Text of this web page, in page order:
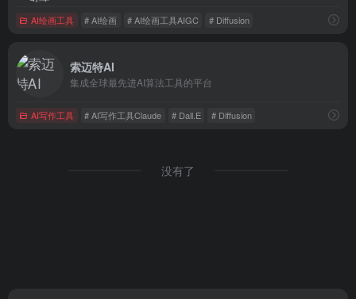
AI绘画工具 # AI绘画 # AI绘画工具AIGC # Diffusion
索迈特AI
集成全球最先进AI算法工具的平台
AI写作工具 # AI写作工具Claude # Dall.E # Diffusion
没有了